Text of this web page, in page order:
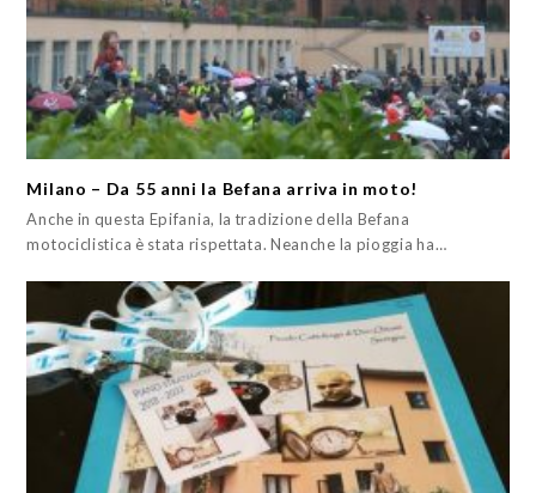
Milano – Da 55 anni la Befana arriva in moto!
Anche in questa Epifania, la tradizione della Befana
motociclistica è stata rispettata. Neanche la pioggia ha…